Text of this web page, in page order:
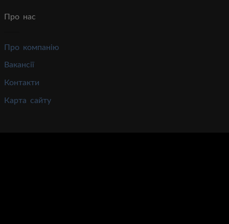
Про нас
Про компанію
Вакансії
Контакти
Карта сайту